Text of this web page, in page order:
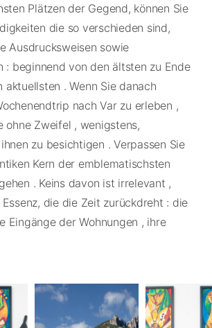
Plätzen der Gegend, können Sie
die so verschieden sind,
Ausdrucksweisen sowie
: beginnend von den ältsten zu Ende
aktuellsten . Wenn Sie danach
nach Var zu erleben ,
ohne Zweifel , wenigstens,
zu besichtigen . Verpassen Sie
Kern der emblematischsten
. Keins davon ist irrelevant ,
die die Zeit zurückdreht : die
Eingänge der Wohnungen , ihre